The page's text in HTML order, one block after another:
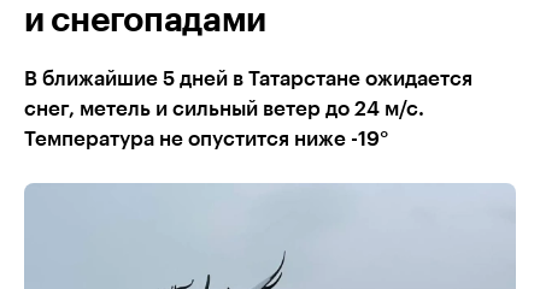
и снегопадами
В ближайшие 5 дней в Татарстане ожидается
снег, метель и сильный ветер до 24 м/с.
Температура не опустится ниже -19°